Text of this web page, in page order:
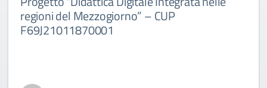
regioni del Mezzogiorno” – CUP
F69J21011870001